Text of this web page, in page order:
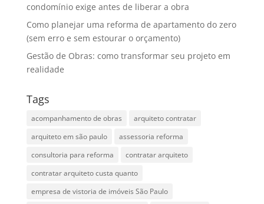
condomínio exige antes de liberar a obra
Como planejar uma reforma de apartamento do zero
(sem erro e sem estourar o orçamento)
Gestão de Obras: como transformar seu projeto em
realidade
Tags
acompanhamento de obras
arquiteto contratar
arquiteto em são paulo
assessoria reforma
consultoria para reforma
contratar arquiteto
contratar arquiteto custa quanto
empresa de vistoria de imóveis São Paulo